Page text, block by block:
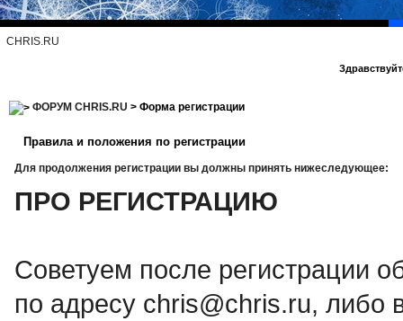
CHRIS.RU
ФОРУМ CHRIS.RU > Форма регистрации
Правила и положения по регистрации
Для продолжения регистрации вы должны принять нижеследующее:
ПРО РЕГИСТРАЦИЮ
Советуем после регистрации
по адресу chris@chris.ru, либо